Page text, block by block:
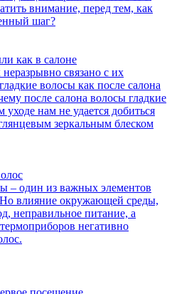
внимание, перед тем, как
шаг?
как в салоне
связано с их
волосы как после салона
после салона волосы гладкие
нам не удается добиться
зеркальным блеском
– один из важных элементов
влияние окружающей среды,
неправильное питание, а
негативно